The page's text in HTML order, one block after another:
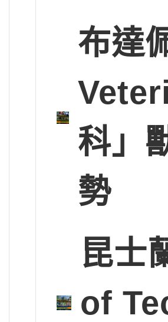
布達
科」
勢
昆士
of